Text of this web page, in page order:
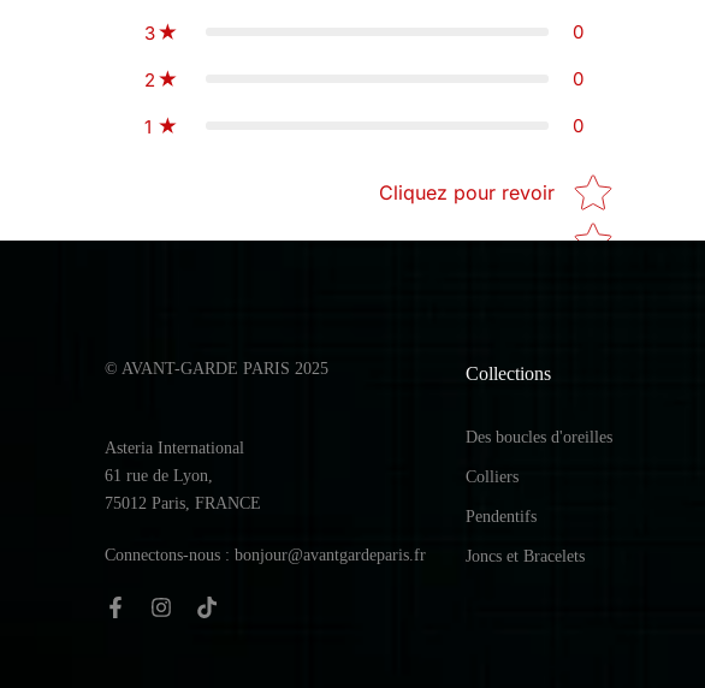
3 0
2 0
1 0
Cliquez pour revoir Star rating
© AVANT-GARDE PARIS 2025
Asteria International
61 rue de Lyon,
75012 Paris, FRANCE
Connectons-nous : bonjour@avantgardeparis.fr
Collections
Des boucles d'oreilles
Colliers
Pendentifs
Joncs et Bracelets